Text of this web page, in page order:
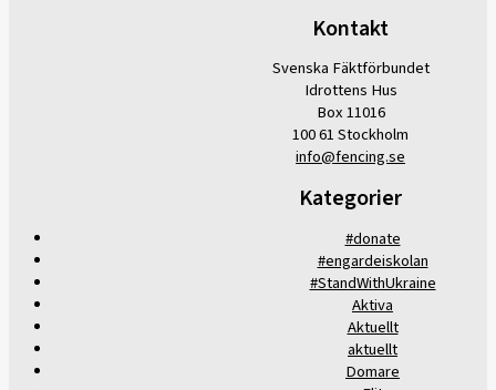
Kontakt
Svenska Fäktförbundet
Idrottens Hus
Box 11016
100 61 Stockholm
info@fencing.se
Kategorier
#donate
#engardeiskolan
#StandWithUkraine
Aktiva
Aktuellt
aktuellt
Domare